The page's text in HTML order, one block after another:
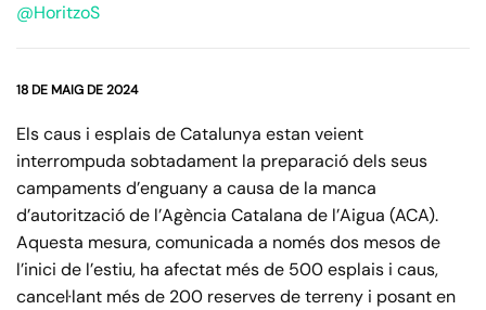
@HoritzoS
18 DE MAIG DE 2024
Els caus i esplais de Catalunya estan veient
interrompuda sobtadament la preparació dels seus
campaments d’enguany a causa de la manca
d’autorització de l’Agència Catalana de l’Aigua (ACA).
Aquesta mesura, comunicada a només dos mesos de
l’inici de l’estiu, ha afectat més de 500 esplais i caus,
cancel·lant més de 200 reserves de terreny i posant en